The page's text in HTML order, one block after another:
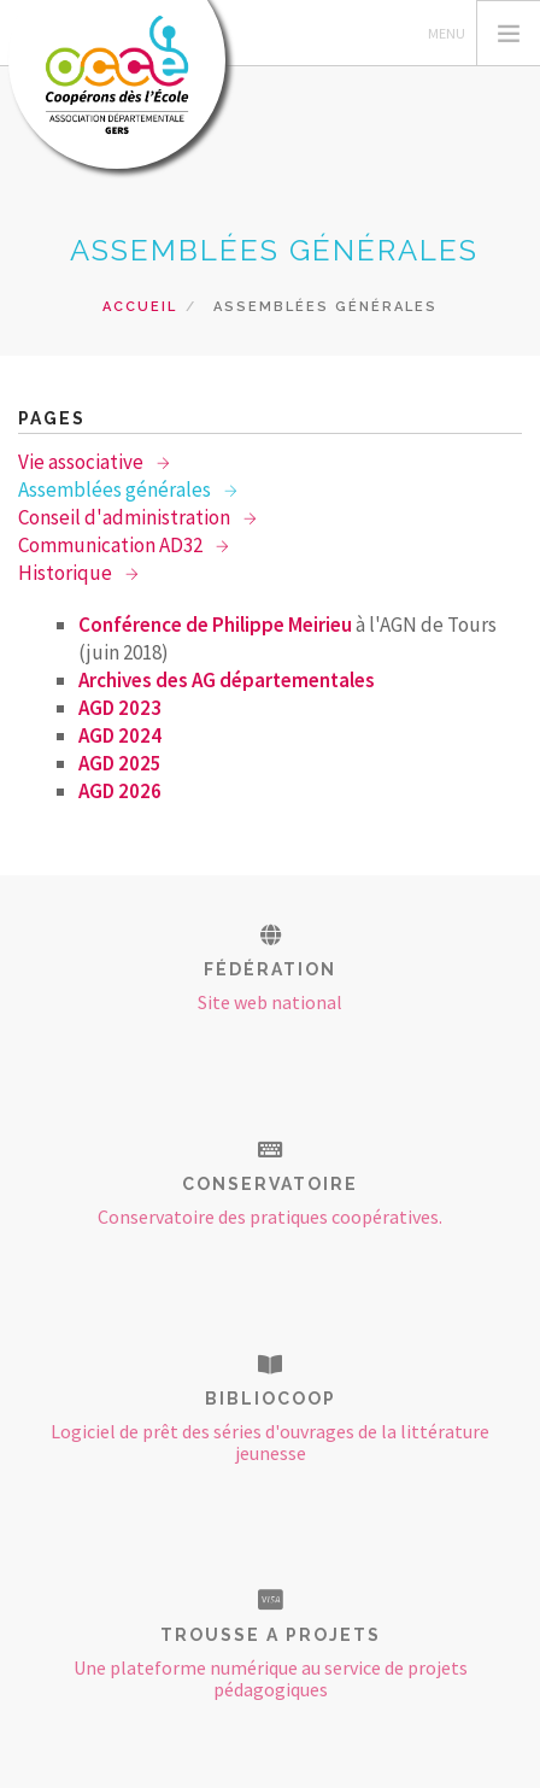
PEDAG. COOP
PRETS
ACCÈS CAD
RECHERCHER
CONTACT
ASSEMBLÉES GÉNÉRALES
ACCUEIL ASSEMBLÉES GÉNÉRALES
PAGES
Vie associative
Assemblées générales
Conseil d'administration
Communication AD32
Historique
Conférence de Philippe Meirieuà l'AGN de Tours
(juin 2018)
Archives des AG départementales
AGD 2023
AGD 2024
AGD 2025
AGD 2026
FÉDÉRATION
Site web national
CONSERVATOIRE
Conservatoire des pratiques coopératives.
BIBLIOCOOP
Logiciel de prêt des séries d'ouvrages de la littérature
jeunesse
TROUSSE A PROJETS
Une plateforme numérique au service de projets
pédagogiques